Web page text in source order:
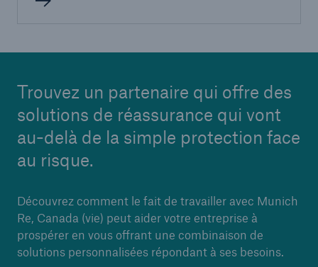
Trouvez un partenaire qui offre des
solutions de réassurance qui vont
au-delà de la simple protection face
au risque.
Découvrez comment le fait de travailler avec Munich
Re, Canada (vie) peut aider votre entreprise à
prospérer en vous offrant une combinaison de
solutions personnalisées répondant à ses besoins.